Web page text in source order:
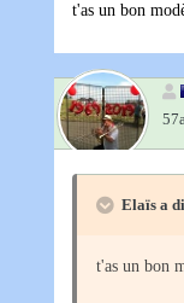
t'as un bon
Elaïs a
t'as un bon